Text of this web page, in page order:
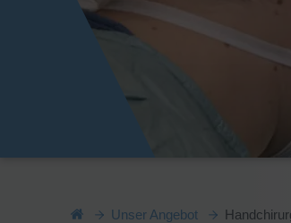
Unser Angebot